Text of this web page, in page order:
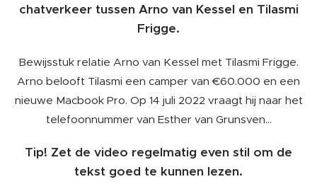
chatverkeer tussen Arno van Kessel en Tilasmi
Frigge.
Bewijsstuk relatie Arno van Kessel met Tilasmi Frigge.
Arno belooft Tilasmi een camper van €60.000 en een
nieuwe Macbook Pro. Op 14 juli 2022 vraagt hij naar het
telefoonnummer van Esther van Grunsven...
Tip! Zet de video regelmatig even stil om de
tekst goed te kunnen lezen.